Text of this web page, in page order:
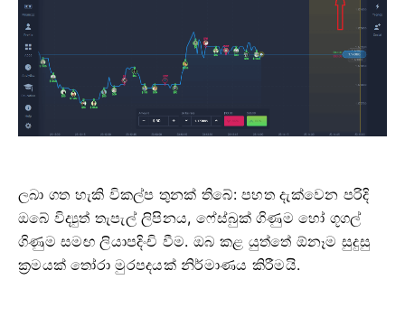
ලබා ගත හැකි විකල්ප තුනක් තිබේ: පහත දැක්වෙන පරිදි
ඔබේ විද්‍යුත් තැපැල් ලිපිනය, ෆේස්බුක් ගිණුම හෝ ගූගල්
ගිණුම සමඟ ලියාපදිංචි වීම. ඔබ කළ යුත්තේ ඕනෑම සුදුසු
ක්‍රමයක් තෝරා මුරපදයක් නිර්මාණය කිරීමයි.